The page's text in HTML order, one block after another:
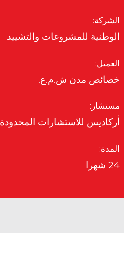
الشركة:
الوطنية للمشروعات والتشييد
العميل:
خصائص مدن ش.م.ع.
مستشار:
أركاديس للاستشارات المحدودة
المدة:
24 شهرا